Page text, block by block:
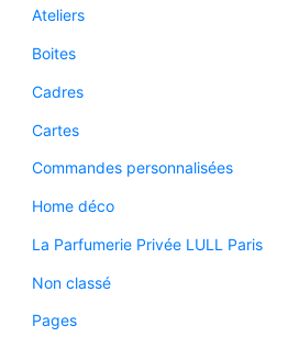
Ateliers
Boites
Cadres
Cartes
Commandes personnalisées
Home déco
La Parfumerie Privée LULL Paris
Non classé
Pages